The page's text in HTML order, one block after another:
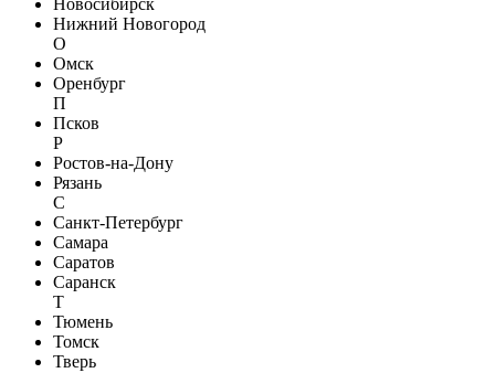
Новосибирск
Нижний Новогород
О
Омск
Оренбург
П
Псков
Р
Ростов-на-Дону
Рязань
С
Санкт-Петербург
Самара
Саратов
Саранск
Т
Тюмень
Томск
Тверь